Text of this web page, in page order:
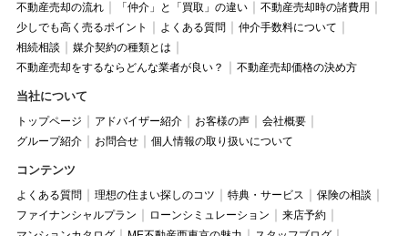
不動産売却の流れ
「仲介」と「買取」の違い
不動産売却時の諸費用
少しでも高く売るポイント
よくある質問
仲介手数料について
相続相談
媒介契約の種類とは
不動産売却をするならどんな業者が良い？
不動産売却価格の決め方
当社について
トップページ アドバイザー紹介 お客様の声
会社概要
グループ紹介
お問合せ 個人情報の取り扱いについて
コンテンツ
よくある質問 理想の住まい探しのコツ 特典・サービス
保険の相談
ファイナンシャルプラン
ローンシミュレーション
来店予約